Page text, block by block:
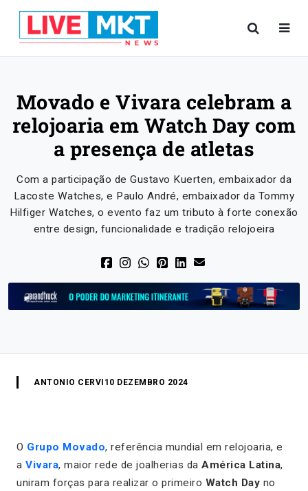
Movado e Vivara celebram a
relojoaria em Watch Day com
a presença de atletas
Com a participação de Gustavo Kuerten, embaixador da
Lacoste Watches, e Paulo André, embaixador da Tommy
Hilfiger Watches, o evento faz um tributo à forte conexão
entre design, funcionalidade e tradição relojoeira
ANTONIO CERVI 10 DEZEMBRO 2024
O Grupo Movado, referência mundial em relojoaria, e
a Vivara, maior rede de joalherias da América Latina,
uniram forças para realizar o primeiro Watch Day no